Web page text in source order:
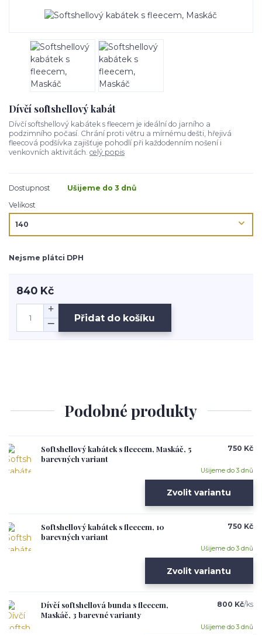
Dívčí softshellový kabát
Dívčí softshellový kabátek s fleecem je ideální do jarního a
podzimního počasí. Chrání proti větru a mírnému dešti, hřejivá
fleecová podšívka zajišťuje pohodlí při každodenním nošení i
venkovních aktivitách. celý popis
Dostupnost
Ušijeme do 3 dnů
Velikost
Nejsme plátci DPH
840 Kč
Přidat do košíku
Podobné produkty
Softshellový kabátek s fleecem, Maskáč, 5
barevných variant
750 Kč
Ušijeme do 3 dnů
Zvolit variantu
Softshellový kabátek s fleecem, 10
barevných variant
750 Kč
Ušijeme do 3 dnů
Zvolit variantu
Dívčí softshellová bunda s fleecem,
Maskáč, 3 barevné varianty
800 Kč/ks
Ušijeme do 3 dnů